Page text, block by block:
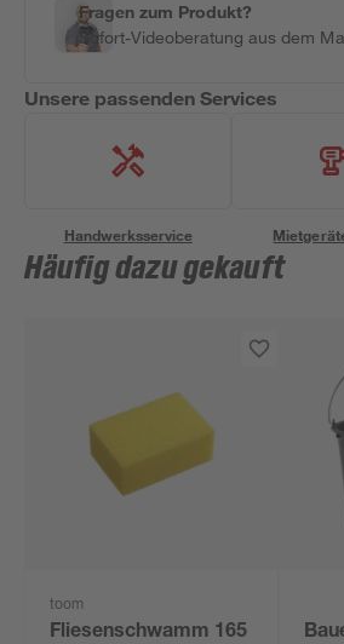
Fragen zum Produkt?
Sofort-Videoberatung aus dem
Unsere passenden Services
Handwerksservice
Häufig dazu gekauft
toom
Fliesenschwamm 165